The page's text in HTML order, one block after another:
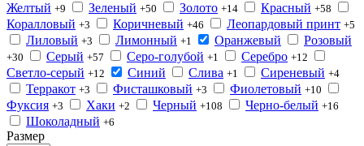
Желтый +9 Зеленый +50 Золото +14 Красный +58
Коралловый +3 Коричневый +46 Леопардовый принт +5
Лиловый +3 Лимонный +1 Оранжевый Розовый
+30 Серый +57 Серо-голубой +1 Серебро +12
Светло-серый +12 Синий Слива +1 Сиреневый +4
Терракот +3 Фисташковый +3 Фиолетовый +10
Фуксия +3 Хаки +2 Черный +108 Черно-белый +16
Шоколадный +6
Размер